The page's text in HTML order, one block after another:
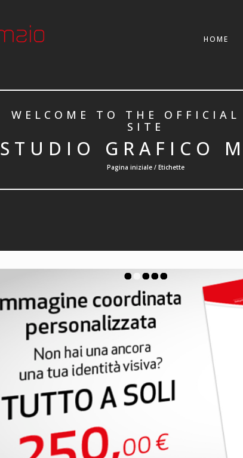
HOME
WELCOME TO THE OFFICIAL
SITE
STUDIO GRAFICO
Pagina iniziale / Etichette